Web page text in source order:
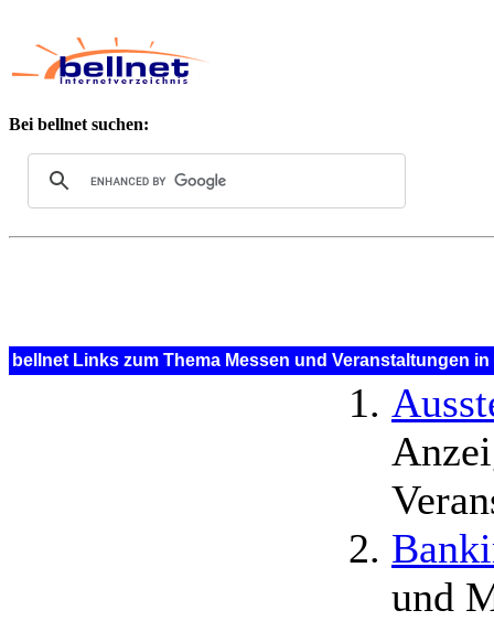
Bei bellnet suchen:
bellnet Links zum Thema Messen und Veranstaltungen
und